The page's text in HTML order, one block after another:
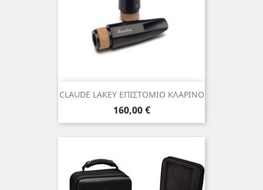
CLAUDE LAKEY ΕΠΙΣΤΟΜΙΟ ΚΛΑΡΙΝΟ
Τιμή
160,00 €